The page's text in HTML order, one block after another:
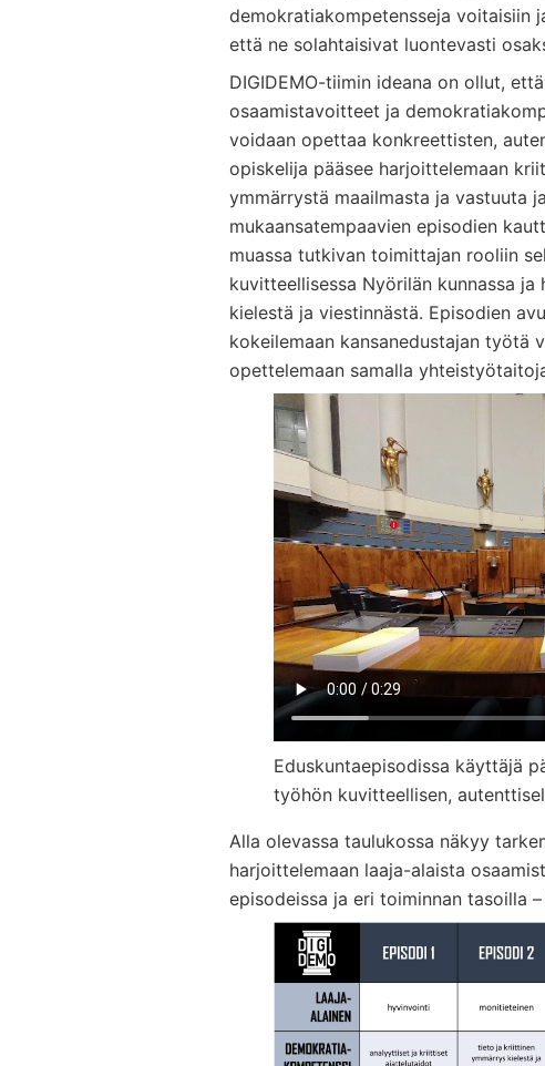
demokratiakompetensseja voitaisiin
että ne solahtaisivat luontevasti
DIGIDEMO-tiimin ideana on ollut,
osaamistavoitteet ja
voidaan opettaa konkreettisten,
opiskelija pääsee harjoittelemaan
ymmärrystä maailmasta ja vastuuta
mukaansatempaavien episodien
muassa tutkivan toimittajan rooliin
kuvitteellisessa Nyörilän kunnassa
kielestä ja viestinnästä. Episodien
kokeilemaan kansanedustajan työtä
opettelemaan samalla
Eduskuntaepisodissa käyttäjä
työhön kuvitteellisen,
Alla olevassa taulukossa näkyy
harjoittelemaan laaja-alaista
episodeissa ja eri toiminnan tasoilla